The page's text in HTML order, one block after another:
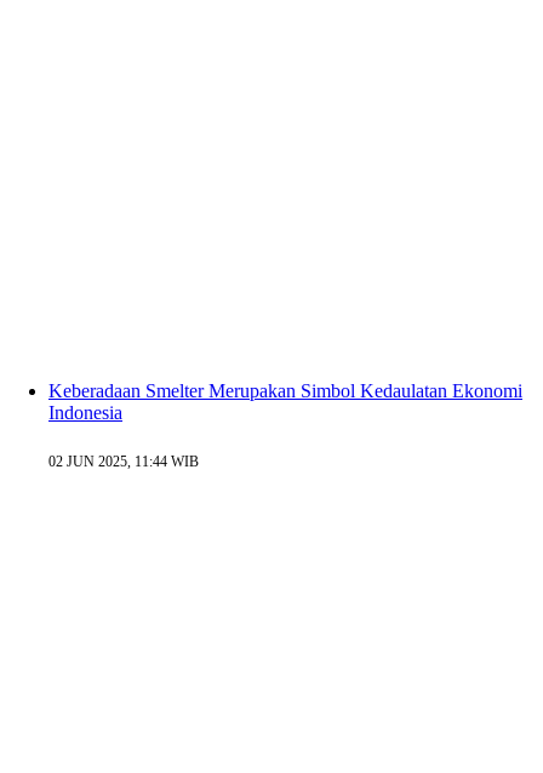
Keberadaan Smelter Merupakan Simbol Kedaulatan Ekonomi
Indonesia
02 JUN 2025, 11:44 WIB